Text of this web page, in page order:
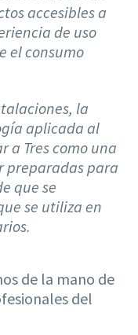
accesibles a
de uso
el consumo
la
aplicada al
a Tres como una
preparadas para
que se
se utiliza en
de la mano de
del